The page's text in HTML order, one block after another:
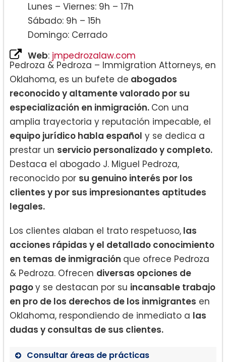
Lunes – Viernes: 9h – 17h
Sábado: 9h – 15h
Domingo: Cerrado
Web: jmpedrozalaw.com
Pedroza & Pedroza – Immigration Attorneys, en
Oklahoma, es un bufete de abogados
reconocido y altamente valorado por su
especialización en inmigración. Con una
amplia trayectoria y reputación impecable, el
equipo jurídico habla español y se dedica a
prestar un servicio personalizado y completo.
Destaca el abogado J. Miguel Pedroza,
reconocido por su genuino interés por los
clientes y por sus impresionantes aptitudes
legales.
Los clientes alaban el trato respetuoso, las
acciones rápidas y el detallado conocimiento
en temas de inmigración que ofrece Pedroza
& Pedroza. Ofrecen diversas opciones de
pagoy se destacan por su incansable trabajo
en pro de los derechos de los inmigrantes en
Oklahoma, respondiendo de inmediato a las
dudas y consultas de sus clientes.
Consultar áreas de prácticas